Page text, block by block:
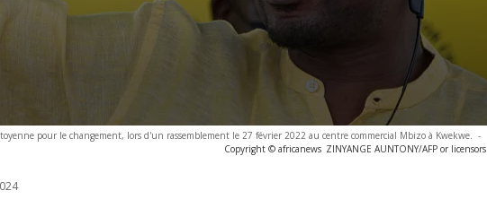
pour le changement, lors d'un rassemblement le 27 février 2022 au centre commercial Mbizo à Kwekwe. -
Copyright © africanews ZINYANGE AUNTONY/AFP or licensors